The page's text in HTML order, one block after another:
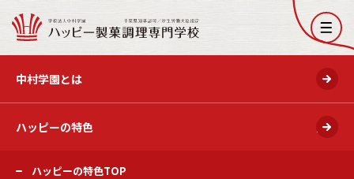
開く
中村学園とは
ハッピーの特色 開く
ハッピーの特色TOP